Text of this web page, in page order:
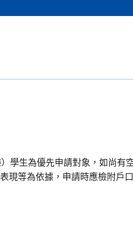
學生為優先申請對象，如尚有
現等為依據，申請時應檢附戶